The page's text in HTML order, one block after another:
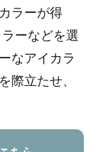
ラーが得
ーなどを選
なアイカラ
際立たせ、